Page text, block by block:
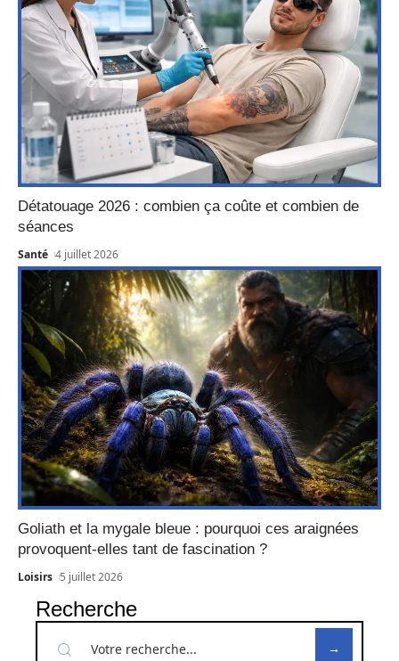
Détatouage 2026 : combien ça coûte et combien de
séances
Santé 4 juillet 2026
Goliath et la mygale bleue : pourquoi ces araignées
provoquent-elles tant de fascination ?
Loisirs 5 juillet 2026
Recherche